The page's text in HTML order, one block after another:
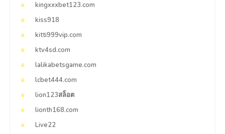
kingxxxbet123.com
kiss918
kitti999vip.com
ktv4sd.com
lalikabetsgame.com
lcbet444.com
lion123สล็อต
lionth168.com
Live22